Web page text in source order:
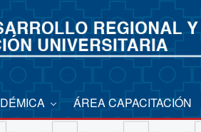
ÁREA CAPACITACIÓN